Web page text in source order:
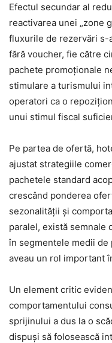
Efectul secundar al
reactivarea unei „zone
fluxurile de rezervări s-
fără voucher, fie către
pachete promoționale
stimulare a turismului
operatori ca o
unui stimul fiscal
Pe partea de ofertă,
ajustat strategiile
pachetele standard
crescând ponderea
sezonalității și
paralel, există semnale
în segmentele medii de
aveau un rol important
Un element critic
comportamentului
sprijinului a dus la o
dispuși să folosească